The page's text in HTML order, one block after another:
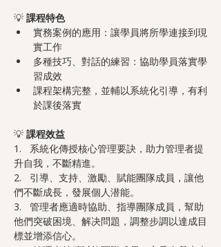
💡 課程特色
實務案例的應用：讓學員將所學連接到現
實工作
多種技巧、對話的練習：協助學員落實學
習成效
課程架構完整，並輔以系統化引導，有利
於課後落實
💡 課程效益
1.   系統化傳授核心管理要訣，助力管理者提
升自我，不斷精進。
2.   引導、支持、激勵、賦能團隊成員，讓他
們不斷成長，發展個人潜能。
3.   管理者應適時協助、指導團隊成員，幫助
他們突破困境、解决問題，調整步調以達成目
標並增添信心。